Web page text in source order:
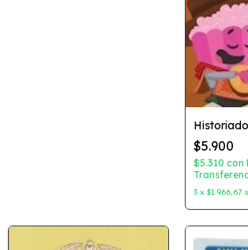
$5.900
$5.310 con
3 x $1.966,67